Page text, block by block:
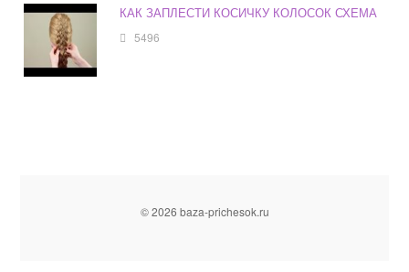
КАК ЗАПЛЕСТИ КОСИЧКУ КОЛОСОК СХЕМА
5496
© 2026 baza-prichesok.ru